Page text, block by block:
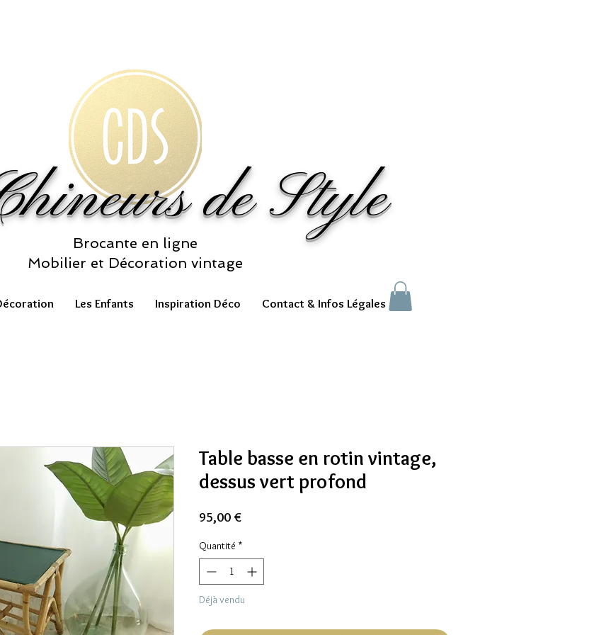
de Style
Brocante en ligne
Mobilier et Décoration vintage
Les Enfants Inspiration Déco Contact & Infos Légales
Table basse en rotin vintage,
dessus vert profond
95,00 €Prix
Quantité *
Déjà vendu